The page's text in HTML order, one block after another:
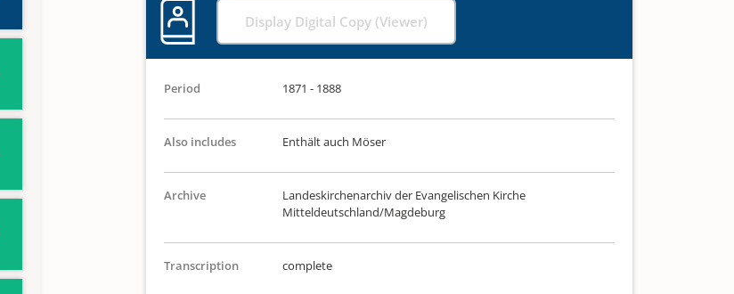
Display Digital Copy (Viewer)
Period 1871 - 1888
Also includes Enthält auch Möser
Archive
Landeskirchenarchiv der Evangelischen Kirche
Mitteldeutschland/Magdeburg
Transcription complete